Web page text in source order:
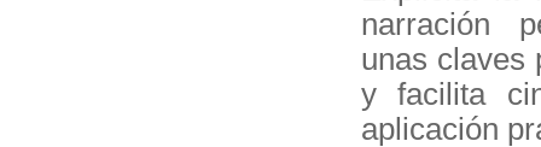
narración
unas claves
y facilita
aplicación